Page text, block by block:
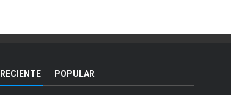
RECIENTE POPULAR